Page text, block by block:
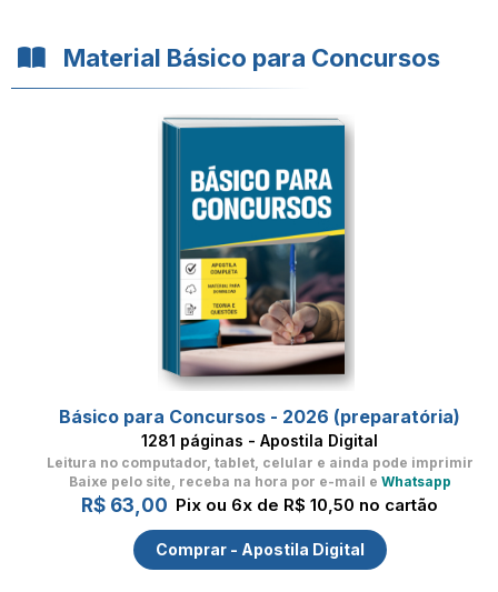
Material Básico para Concursos
Básico para Concursos - 2026 (preparatória)
1281 páginas - Apostila Digital
Leitura no computador, tablet, celular e ainda pode imprimir
Baixe pelo site, receba na hora por e-mail e Whatsapp
R$ 63,00 Pix ou 6x de R$ 10,50 no cartão
Comprar - Apostila Digital